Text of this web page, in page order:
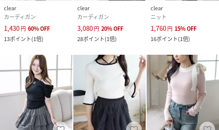
clear
カーディガン
1,430円 60%OFF
13ポイント(1倍)
clear
カーディガン
3,080円 20%OFF
28ポイント(1倍)
clear
ニット
1,760円 15%OFF
16ポイント(1倍)